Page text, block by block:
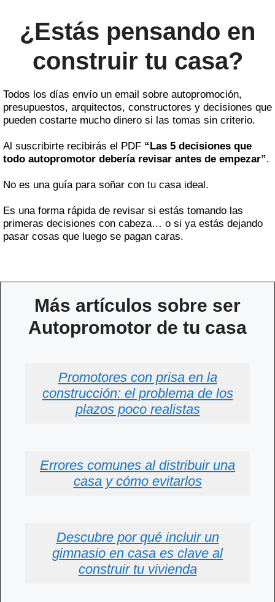
¿Estás pensando en
construir tu casa?
Todos los días envío un email sobre autopromoción,
presupuestos, arquitectos, constructores y decisiones que
pueden costarte mucho dinero si las tomas sin criterio.
Al suscribirte recibirás el PDF “Las 5 decisiones que
todo autopromotor debería revisar antes de empezar”.
No es una guía para soñar con tu casa ideal.
Es una forma rápida de revisar si estás tomando las
primeras decisiones con cabeza… o si ya estás dejando
pasar cosas que luego se pagan caras.
Más artículos sobre ser
Autopromotor de tu casa
Promotores con prisa en la
construcción: el problema de los
plazos poco realistas
Errores comunes al distribuir una
casa y cómo evitarlos
Descubre por qué incluir un
gimnasio en casa es clave al
construir tu vivienda